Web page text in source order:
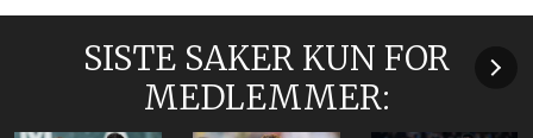
SISTE SAKER KUN FOR
MEDLEMMER: